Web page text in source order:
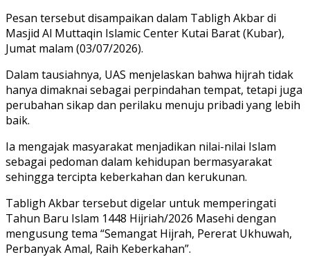
Pesan tersebut disampaikan dalam Tabligh Akbar di
Masjid Al Muttaqin Islamic Center Kutai Barat (Kubar),
Jumat malam (03/07/2026).
Dalam tausiahnya, UAS menjelaskan bahwa hijrah tidak
hanya dimaknai sebagai perpindahan tempat, tetapi juga
perubahan sikap dan perilaku menuju pribadi yang lebih
baik.
Ia mengajak masyarakat menjadikan nilai-nilai Islam
sebagai pedoman dalam kehidupan bermasyarakat
sehingga tercipta keberkahan dan kerukunan.
Tabligh Akbar tersebut digelar untuk memperingati
Tahun Baru Islam 1448 Hijriah/2026 Masehi dengan
mengusung tema “Semangat Hijrah, Pererat Ukhuwah,
Perbanyak Amal, Raih Keberkahan”.